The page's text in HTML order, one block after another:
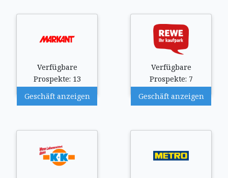
Verfügbare
Prospekte: 13
Geschäft anzeigen
Verfügbare
Prospekte: 7
Geschäft anzeigen